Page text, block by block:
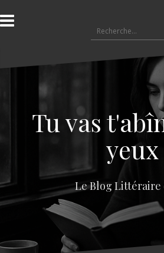
l
a
e
e
Tu vas
yeux
Le Blog Littéraire